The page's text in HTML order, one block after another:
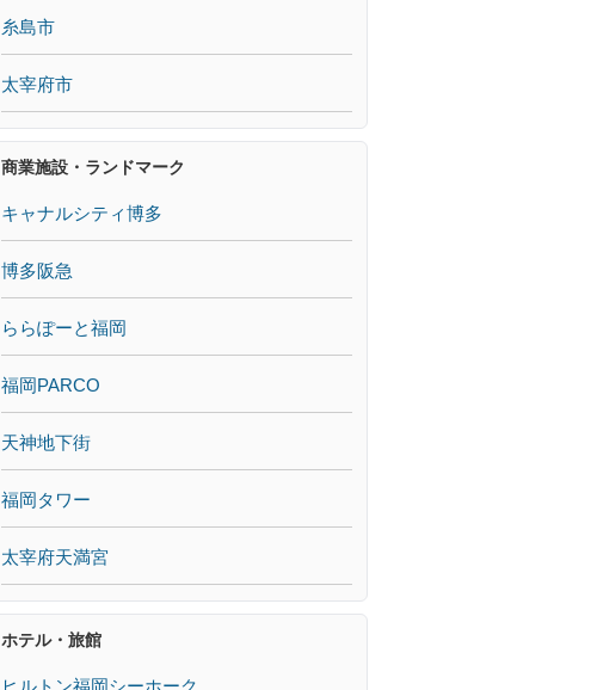
糸島市
太宰府市
商業施設・ランドマーク
キャナルシティ博多
博多阪急
ららぽーと福岡
福岡PARCO
天神地下街
福岡タワー
太宰府天満宮
ホテル・旅館
ヒルトン福岡シーホーク